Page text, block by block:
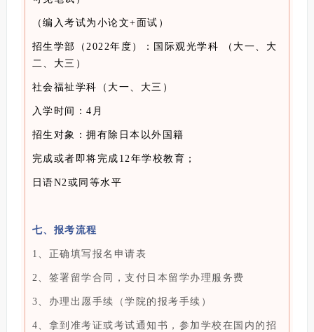
（编入考试为小论文+面试）
招生学部（2022年度）：国际观光学科 （大一、大
二、大三）
社会福祉学科（大一、大三）
入学时间：4月
招生对象：拥有除日本以外国籍
完成或者即将完成12年学校教育；
日语N2或同等水平
七、报考流程
1、正确填写报名申请表
2、签署留学合同，支付日本留学办理服务费
3、办理出愿手续（学院的报考手续）
4、拿到准考证或考试通知书，参加学校在国内的招